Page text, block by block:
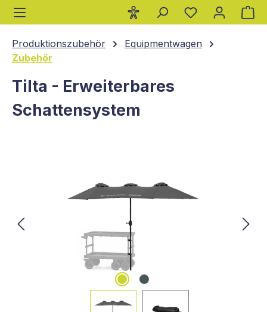
springen
Produktionszubehör
Equipmentwagen
Zubehör
Tilta - Erweiterbares
Schattensystem